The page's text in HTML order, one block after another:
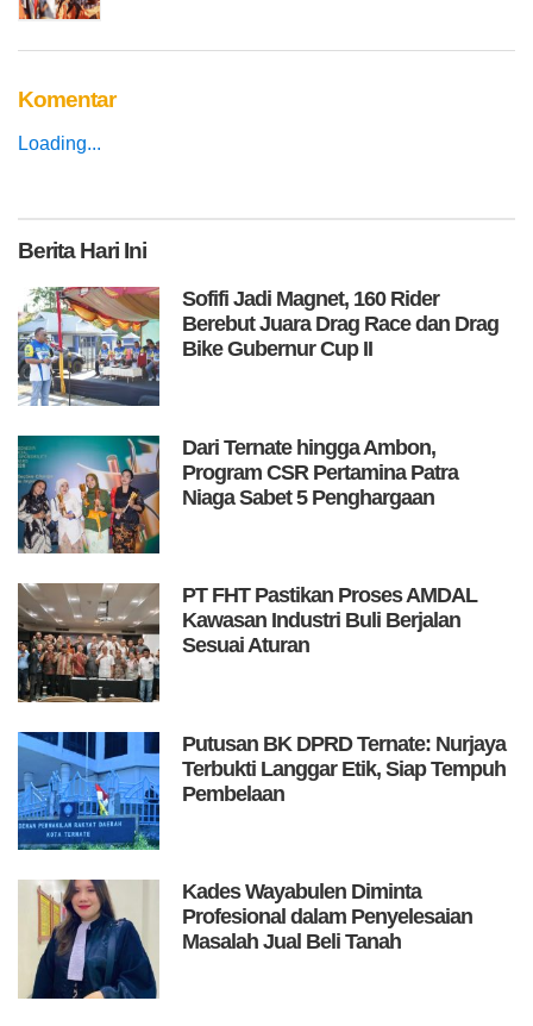
Komentar
Loading...
BeritaHari Ini
Sofifi Jadi Magnet, 160 Rider
Berebut Juara Drag Race dan Drag
Bike Gubernur Cup II
Dari Ternate hingga Ambon,
Program CSR Pertamina Patra
Niaga Sabet 5 Penghargaan
PT FHT Pastikan Proses AMDAL
Kawasan Industri Buli Berjalan
Sesuai Aturan
Putusan BK DPRD Ternate: Nurjaya
Terbukti Langgar Etik, Siap Tempuh
Pembelaan
Kades Wayabulen Diminta
Profesional dalam Penyelesaian
Masalah Jual Beli Tanah